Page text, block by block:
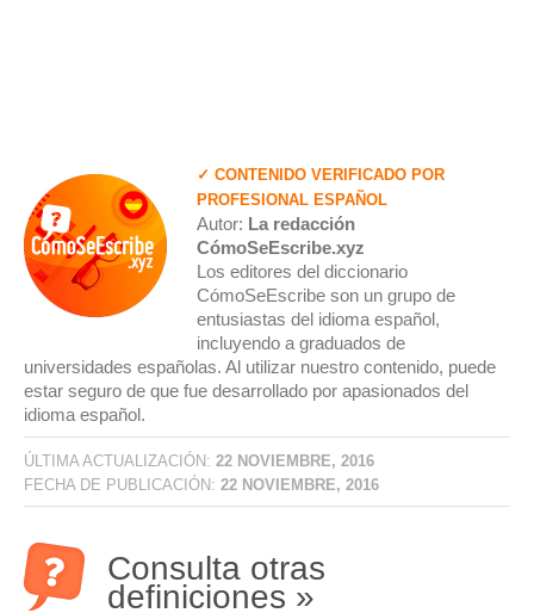
✓ CONTENIDO VERIFICADO POR
PROFESIONAL ESPAÑOL
Autor: La redacción
CómoSeEscribe.xyz
Los editores del diccionario
CómoSeEscribe son un grupo de
entusiastas del idioma español,
incluyendo a graduados de
universidades españolas. Al utilizar nuestro contenido, puede
estar seguro de que fue desarrollado por apasionados del
idioma español.
ÚLTIMA ACTUALIZACIÓN: 22 NOVIEMBRE, 2016
FECHA DE PUBLICACIÓN: 22 NOVIEMBRE, 2016
Consulta otras
definiciones »